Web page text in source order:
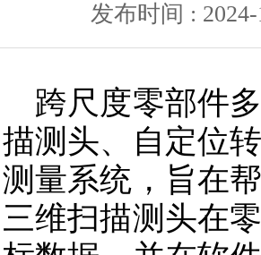
发布时间 :
跨尺度零部件
描测头、自定位
测量系统，旨在
三维扫描测头在